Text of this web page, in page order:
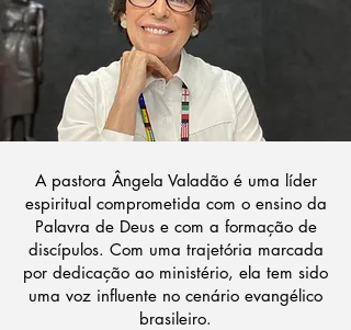
A pastora Ângela Valadão é uma líder
espiritual comprometida com o ensino da
Palavra de Deus e com a formação de
discípulos. Com uma trajetória marcada
por dedicação ao ministério, ela tem sido
uma voz influente no cenário evangélico
brasileiro.